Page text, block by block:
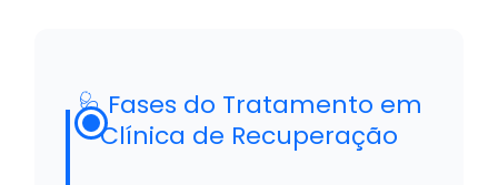
🩺 Fases do Tratamento em
Clínica de Recuperação